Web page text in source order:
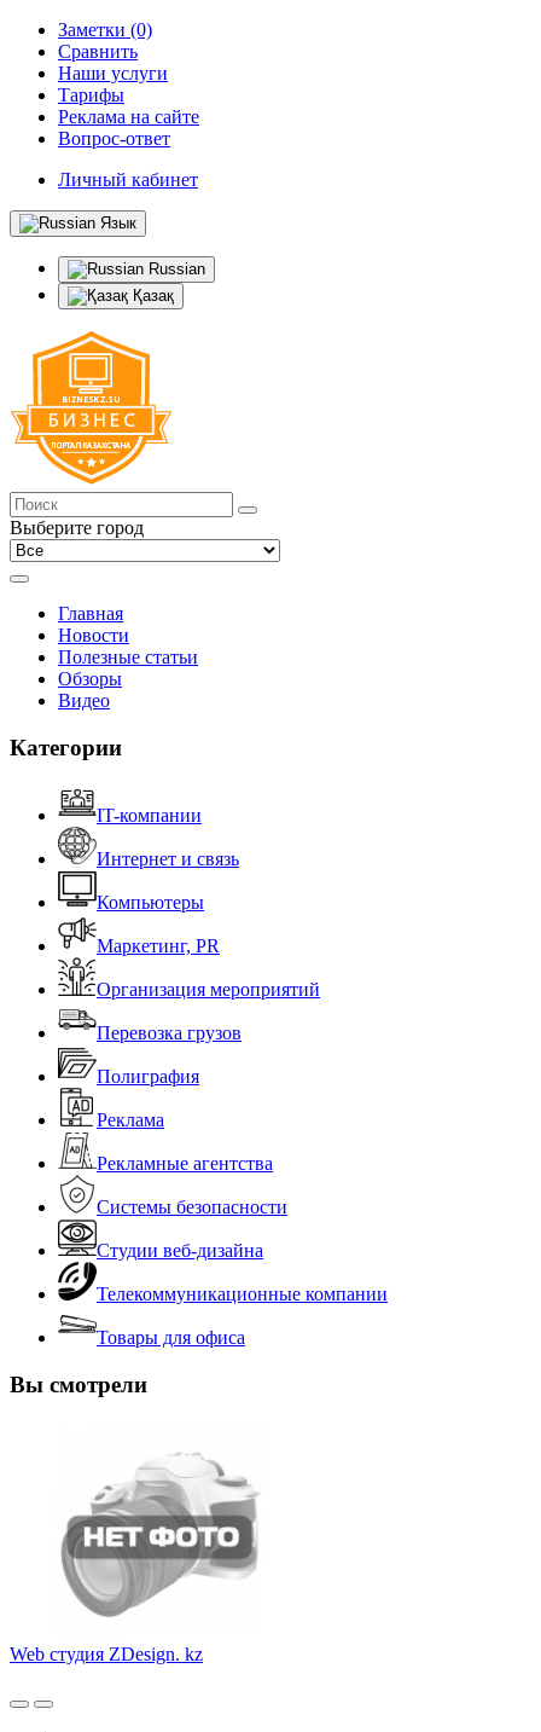
Заметки (0)
Сравнить
Наши услуги
Тарифы
Реклама на сайте
Вопрос-ответ
Личный кабинет
Язык
Russian
Қазақ
Выберите город
Главная
Новости
Полезные статьи
Обзоры
Видео
Категории
IT-компании
Интернет и связь
Компьютеры
Маркетинг, PR
Организация мероприятий
Перевозка грузов
Полиграфия
Реклама
Рекламные агентства
Системы безопасности
Студии веб-дизайна
Телекоммуникационные компании
Товары для офиса
Вы смотрели
Web студия ZDesign. kz